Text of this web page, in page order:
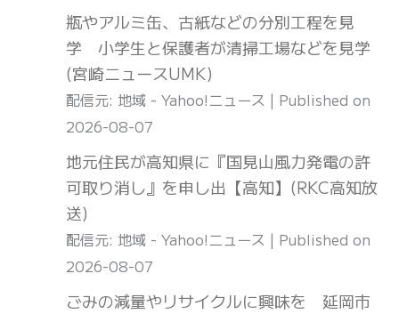
瓶やアルミ缶、古紙などの分別工程を見
学 小学生と保護者が清掃工場などを見学
(宮崎ニュースUMK)
配信元: 地域 - Yahoo!ニュース
Published on
2026-08-07
地元住民が高知県に『国見山風力発電の許
可取り消し』を申し出【高知】(RKC高知放
送)
配信元: 地域 - Yahoo!ニュース
Published on
2026-08-07
ごみの減量やリサイクルに興味を 延岡市